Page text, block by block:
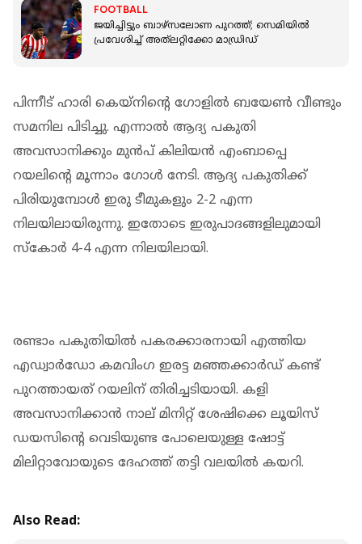
FOOTBALL
ജയിച്ചിട്ടും ബാഴ്‌സലോണ പുറത്ത്; സെമിയിൽ
പ്രവേശിച്ച് അത്‌ലറ്റിക്കോ മാഡ്രിഡ്
പിന്നീട് ഹാരി കെയ്‌നിന്റെ ഗോളിൽ ബയേൺ വീണ്ടും
സമനില പിടിച്ചു. എന്നാൽ ആദ്യ പകുതി
അവസാനിക്കും മുൻപ് കിലിയൻ എംബാപ്പെ
റയലിന്റെ മൂന്നാം ഗോൾ നേടി. ആദ്യ പകുതിക്ക്
പിരിയുമ്പോൾ ഇരു ടീമുകളും 2-2 എന്ന
നിലയിലായിരുന്നു. ഇതോടെ ഇരുപാദങ്ങളിലുമായി
സ്കോർ 4-4 എന്ന നിലയിലായി.
രണ്ടാം പകുതിയിൽ പകരക്കാരനായി എത്തിയ
എഡ്വാർഡോ കമവിംഗ ഇരട്ട മഞ്ഞക്കാർഡ് കണ്ട്
പുറത്തായത് റയലിന് തിരിച്ചടിയായി. കളി
അവസാനിക്കാൻ നാല് മിനിറ്റ് ശേഷിക്കെ ലൂയിസ്
ഡയസിന്റെ വെടിയുണ്ട പോലെയുള്ള ഷോട്ട്
മിലിറ്റാവോയുടെ ദേഹത്ത് തട്ടി വലയിൽ കയറി.
Also Read: